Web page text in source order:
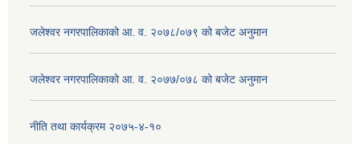
जलेश्वर नगरपालिकाको आ. व. २०७८/०७९ को बजेट अनुमान
जलेश्वर नगरपालिकाको आ. व. २०७७/०७८ को बजेट अनुमान
नीति तथा कार्यक्रम २०७५-४-१०